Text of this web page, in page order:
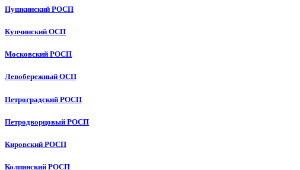
Пушкинский РОСП
Купчинский ОСП
Московский РОСП
Левобережный ОСП
Петроградский РОСП
Петродворцовый РОСП
Кировский РОСП
Колпинский РОСП